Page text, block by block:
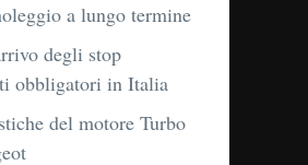
a lungo termine
degli stop
obbligatori in Italia
del motore Turbo